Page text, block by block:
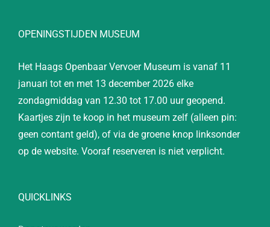
OPENINGSTIJDEN MUSEUM
Het Haags Openbaar Vervoer Museum is vanaf 11
januari tot en met 13 december 2026 elke
zondagmiddag van 12.30 tot 17.00 uur geopend.
Kaartjes zijn te koop in het museum zelf (alleen pin:
geen contant geld), of via de groene knop linksonder
op de website. Vooraf reserveren is niet verplicht.
QUICKLINKS